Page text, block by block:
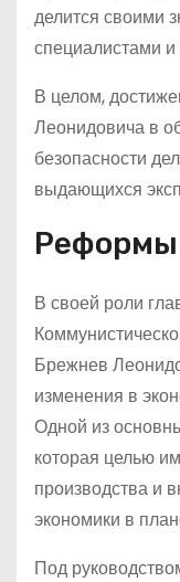
делится своими
специалистами и
В целом,
Леонидовича в
безопасности
выдающихся
Реформы
В своей роли
Брежнев
изменения в
Одной из
которая целью
производства и
экономики в
Под